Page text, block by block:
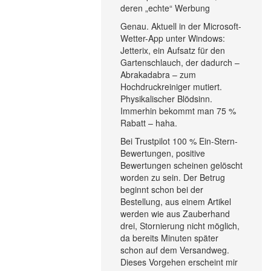
deren „echte“ Werbung
Genau. Aktuell in der Microsoft-
Wetter-App unter Windows:
Jetterix, ein Aufsatz für den
Gartenschlauch, der dadurch –
Abrakadabra – zum
Hochdruckreiniger mutiert.
Physikalischer Blödsinn.
Immerhin bekommt man 75 %
Rabatt – haha.
Bei Trustpilot 100 % Ein-Stern-
Bewertungen, positive
Bewertungen scheinen gelöscht
worden zu sein. Der Betrug
beginnt schon bei der
Bestellung, aus einem Artikel
werden wie aus Zauberhand
drei, Stornierung nicht möglich,
da bereits Minuten später
schon auf dem Versandweg.
Dieses Vorgehen erscheint mir